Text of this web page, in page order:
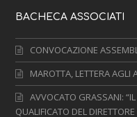
BACHECA ASSOCIATI
CONVOCAZIONE
MAROTTA, LETTERA AGLI
AVVOCATO GRASSANI:
QUALIFICATO DEL